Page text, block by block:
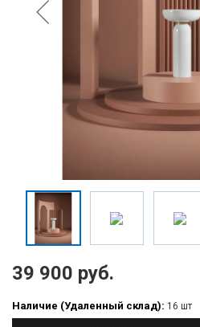
39 900 руб.
Наличие (Удаленный склад): 16 шт